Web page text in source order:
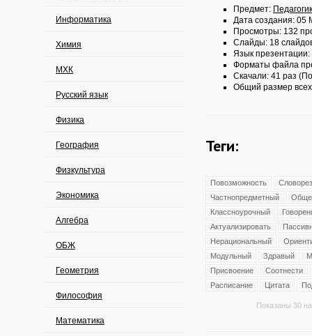
Информатика
Химия
МХК
Русский язык
Физика
География
Физкультура
Экономика
Алгебра
ОБЖ
Геометрия
Философия
Математика
Предмет:
Дата создания: 05
Просмотры: 132
Слайды: 18
Язык презентации:
Форматы файла
Скачали: 41 раз
Общий размер
Теги:
Повозможность
Частнопредметный
Классноурочный
Актуализировать
Нерациональный
Модульный
Здравый
Присвоение
Соотнести
Расписание
Цитата
Показаны 30